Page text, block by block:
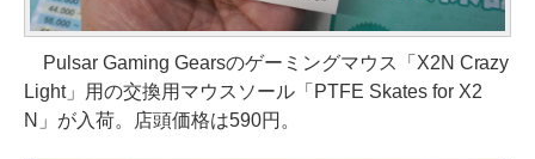
Pulsar Gaming Gearsのゲーミングマウス「X2N Crazy
Light」用の交換用マウスソール「PTFE Skates for X2
N」が入荷。店頭価格は590円。